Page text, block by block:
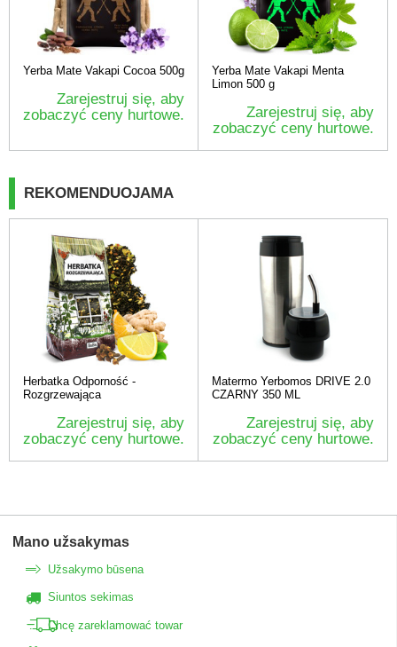
Yerba Mate Vakapi Cocoa 500g
Zarejestruj się, aby
zobaczyć ceny hurtowe.
Yerba Mate Vakapi Menta
Limon 500 g
Zarejestruj się, aby
zobaczyć ceny hurtowe.
REKOMENDUOJAMA
Herbatka Odporność -
Rozgrzewająca
Zarejestruj się, aby
zobaczyć ceny hurtowe.
Matermo Yerbomos DRIVE 2.0
CZARNY 350 ML
Zarejestruj się, aby
zobaczyć ceny hurtowe.
Mano užsakymas
Užsakymo būsena
Siuntos sekimas
Chcę zareklamować towar